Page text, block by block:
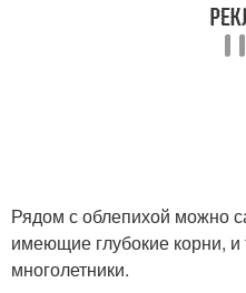
Рядом с облепихой можно
имеющие глубокие корни,
многолетники.